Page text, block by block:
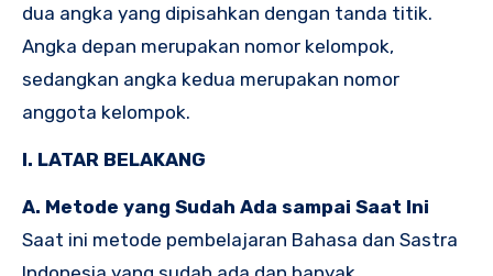
dua angka yang dipisahkan dengan tanda titik.
Angka depan merupakan nomor kelompok,
sedangkan angka kedua merupakan nomor
anggota kelompok.
I. LATAR BELAKANG
A. Metode yang Sudah Ada sampai Saat Ini
Saat ini metode pembelajaran Bahasa dan Sastra